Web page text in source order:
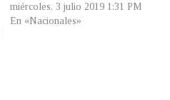
miércoles, 3 julio 2019 1:31 PM
En «Nacionales»